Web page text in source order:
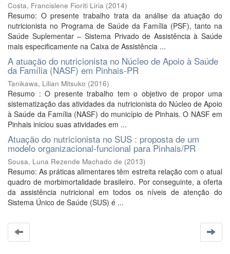
Costa, Francislene Fioriti Liria (2014)
Resumo: O presente trabalho trata da análise da atuação do
nutricionista no Programa de Saúde da Família (PSF), tanto na
Saúde Suplementar – Sistema Privado de Assistência à Saúde
mais especificamente na Caixa de Assistência ...
A atuação do nutricionista no Núcleo de Apoio à Saúde
da Família (NASF) em Pinhais-PR
Tanikawa, Lilian Mitsuko (2016)
Resumo : O presente trabalho tem o objetivo de propor uma
sistematização das atividades da nutricionista do Núcleo de Apoio
à Saúde da Família (NASF) do município de Pinhais. O NASF em
Pinhais iniciou suas atividades em ...
Atuação do nutricionista no SUS : proposta de um
modelo organizacional-funcional para Pinhais/PR
Sousa, Luna Rezende Machado de (2013)
Resumo: As práticas alimentares têm estreita relação com o atual
quadro de morbimortalidade brasileiro. Por conseguinte, a oferta
da assistência nutricional em todos os níveis de atenção do
Sistema Único de Saúde (SUS) é ...